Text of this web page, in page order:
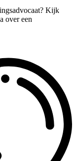
Kijk
over een